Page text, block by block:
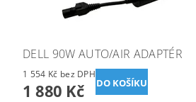
DELL 90W AUTO/AIR ADAPTÉR
1 554 Kč bez DPH
1 880 Kč